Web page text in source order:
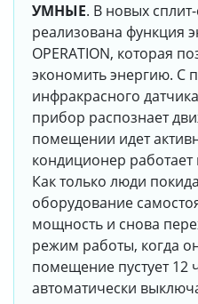
УМНЫЕ. В новых
реализована функция
OPERATION, которая
экономить энергию. С
инфракрасного
прибор распознает
помещении идет
кондиционер
Как только люди
оборудование
мощность и снова
режим работы, когда
помещение пустует 12
автоматически